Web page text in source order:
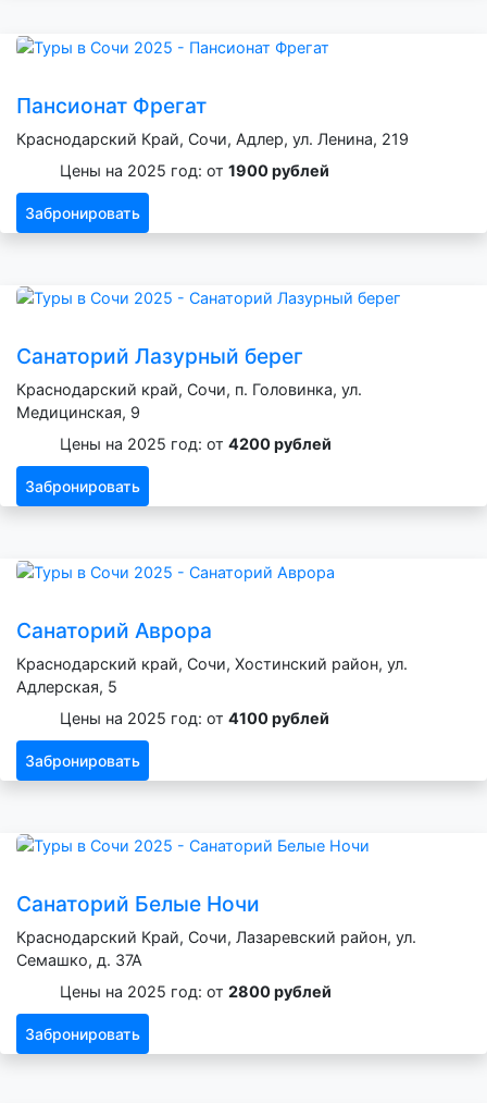
Пансионат Фрегат
Краснодарский Край, Сочи, Адлер, ул. Ленина, 219
Цены на 2025 год: от 1900 рублей
Забронировать
Санаторий Лазурный берег
Краснодарский край, Сочи, п. Головинка, ул.
Медицинская, 9
Цены на 2025 год: от 4200 рублей
Забронировать
Санаторий Аврора
Краснодарский край, Сочи, Хостинский район, ул.
Адлерская, 5
Цены на 2025 год: от 4100 рублей
Забронировать
Санаторий Белые Ночи
Краснодарский Край, Сочи, Лазаревский район, ул.
Семашко, д. 37А
Цены на 2025 год: от 2800 рублей
Забронировать